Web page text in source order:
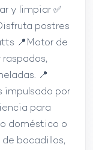
y limpiar ✅
postres
📍Motor de
raspados,
📍
impulsado por
para
doméstico o
bocadillos,